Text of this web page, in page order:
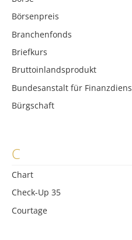
Börsenpreis
Branchenfonds
Briefkurs
Bruttoinlandsprodukt
Bundesanstalt für
Bürgschaft
C
Chart
Check-Up 35
Courtage